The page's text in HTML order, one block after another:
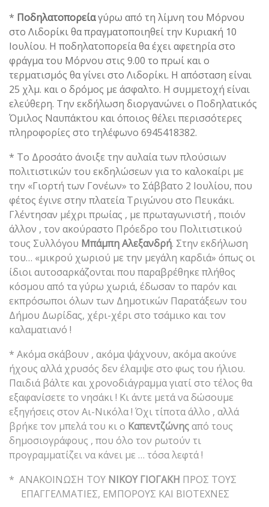
* Ποδηλατοπορείαγύρω από τη λίμνη του Μόρνου
στο Λιδορίκι θα πραγματοποιηθεί την Κυριακή 10
Ιουλίου. Η ποδηλατοπορεία θα έχει αφετηρία στο
φράγμα του Μόρνου στις 9.00 το πρωί και ο
τερματισμός θα γίνει στο Λιδορίκι. Η απόσταση είναι
25 χλμ. και ο δρόμος με άσφαλτο. Η συμμετοχή είναι
ελεύθερη. Την εκδήλωση διοργανώνει ο Ποδηλατικός
Όμιλος Ναυπάκτου και όποιος θέλει περισσότερες
πληροφορίες στο τηλέφωνο 6945418382.
* Το Δροσάτο άνοιξε την αυλαία των πλούσιων
πολιτιστικών του εκδηλώσεων για το καλοκαίρι με
την «Γιορτή των Γονέων» το Σάββατο 2 Ιουλίου, που
φέτος έγινε στην πλατεία Τριγώνου στο Πευκάκι.
Γλέντησαν μέχρι πρωίας , με πρωταγωνιστή , ποιόν
άλλον , τον ακούραστο Πρόεδρο του Πολιτιστικού
τους Συλλόγου Μπάμπη Αλεξανδρή. Στην εκδήλωση
του… «μικρού χωριού με την μεγάλη καρδιά» όπως οι
ίδιοι αυτοσαρκάζονται που παραβρέθηκε πλήθος
κόσμου από τα γύρω χωριά, έδωσαν το παρόν και
εκπρόσωποι όλων των Δημοτικών Παρατάξεων του
Δήμου Δωρίδας, χέρι-χέρι στο τσάμικο και τον
καλαματιανό !
* Ακόμα σκάβουν , ακόμα ψάχνουν, ακόμα ακούνε
ήχους αλλά χρυσός δεν έλαμψε στο φως του ήλιου.
Παιδιά βάλτε και χρονοδιάγραμμα γιατί στο τέλος θα
εξαφανίσετε το νησάκι ! Κι άντε μετά να δώσουμε
εξηγήσεις στον Αι-Νικόλα ! Όχι τίποτα άλλο , αλλά
βρήκε τον μπελά του κι ο Καπεντζώνηςαπό τους
δημοσιογράφους , που όλο τον ρωτούν τι
προγραμματίζει να κάνει με … τόσα λεφτά !
* ΑΝΑΚΟΙΝΩΣΗ ΤΟΥ ΝΙΚΟΥ ΓΙΟΓΑΚΗ ΠΡΟΣ ΤΟΥΣ
ΕΠΑΓΓΕΛΜΑΤΙΕΣ, ΕΜΠΟΡΟΥΣ ΚΑΙ ΒΙΟΤΕΧΝΕΣ